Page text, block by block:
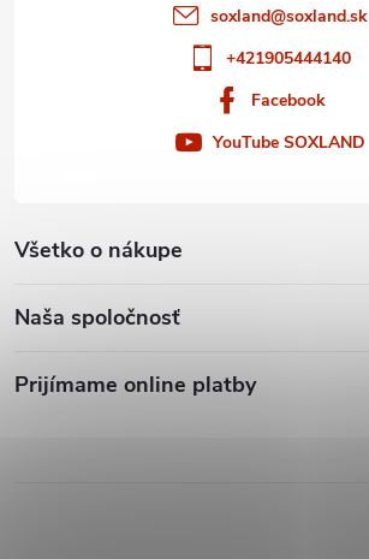
soxland@soxland.sk
+421905444140
Facebook
YouTube SOXLAND
Všetko o nákupe
Naša spoločnosť
Prijímame online platby